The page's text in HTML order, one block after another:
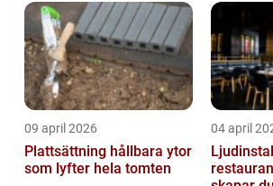
09 april 2026
Plattsättning hållbara ytor
som lyfter hela tomten
04 april